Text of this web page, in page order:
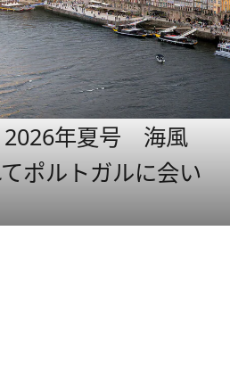
2026年夏号 海風
ポルトガルに会い